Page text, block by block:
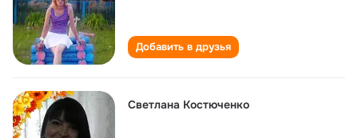
Добавить в друзья
Светлана Костюченко